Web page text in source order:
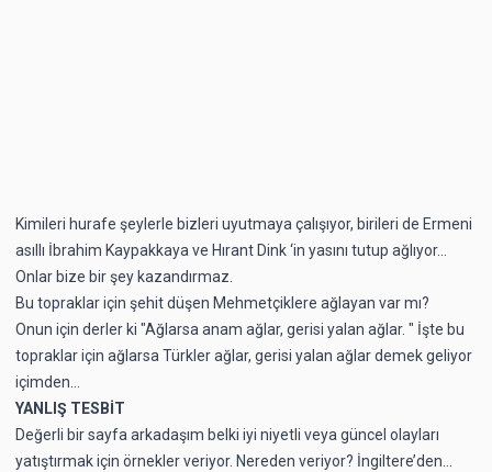
Kimileri hurafe şeylerle bizleri uyutmaya çalışıyor, birileri de Ermeni
asıllı İbrahim Kaypakkaya ve Hırant Dink ‘in yasını tutup ağlıyor...
Onlar bize bir şey kazandırmaz.
Bu topraklar için şehit düşen Mehmetçiklere ağlayan var mı?
Onun için derler ki "Ağlarsa anam ağlar, gerisi yalan ağlar. " İşte bu
topraklar için ağlarsa Türkler ağlar, gerisi yalan ağlar demek geliyor
içimden...
YANLIŞ TESBİT
Değerli bir sayfa arkadaşım belki iyi niyetli veya güncel olayları
yatıştırmak için örnekler veriyor. Nereden veriyor? İngiltere’den…